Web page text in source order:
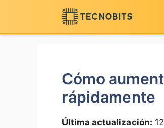
contenido
Cómo
rápidamente
Última actualización: